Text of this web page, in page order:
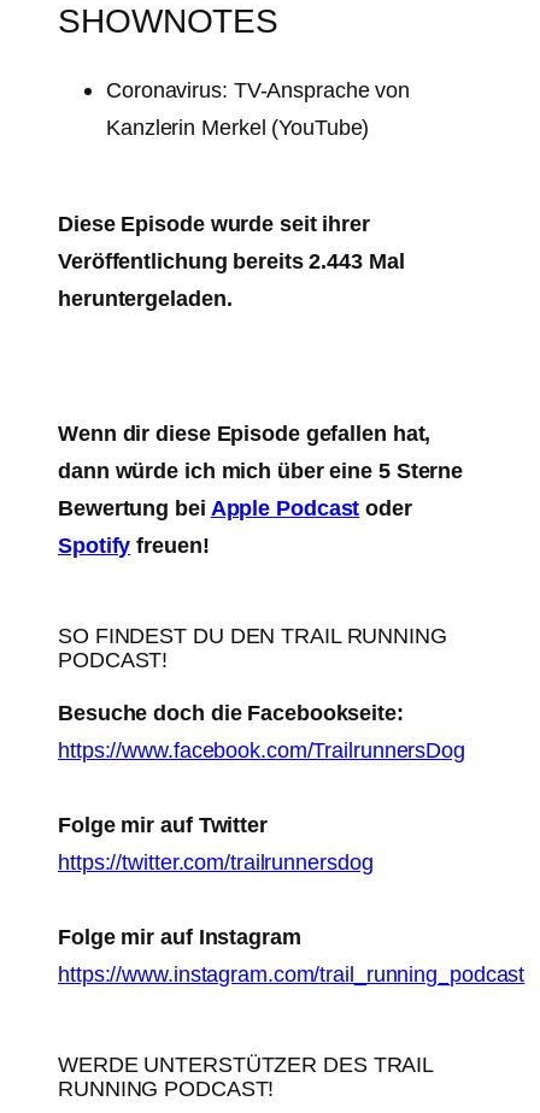
SHOWNOTES
Coronavirus: TV-Ansprache von
Kanzlerin Merkel (YouTube)
Diese Episode wurde seit ihrer
Veröffentlichung bereits 2.443 Mal
heruntergeladen.
Wenn dir diese Episode gefallen hat,
dann würde ich mich über eine 5 Sterne
Bewertung bei Apple Podcast oder
Spotify freuen!
SO FINDEST DU DEN TRAIL RUNNING
PODCAST!
Besuche doch die Facebookseite:
https://www.facebook.com/TrailrunnersDog
Folge mir auf Twitter
https://twitter.com/trailrunnersdog
Folge mir auf Instagram
https://www.instagram.com/trail_running_podcast
WERDE UNTERSTÜTZER DES TRAIL
RUNNING PODCAST!